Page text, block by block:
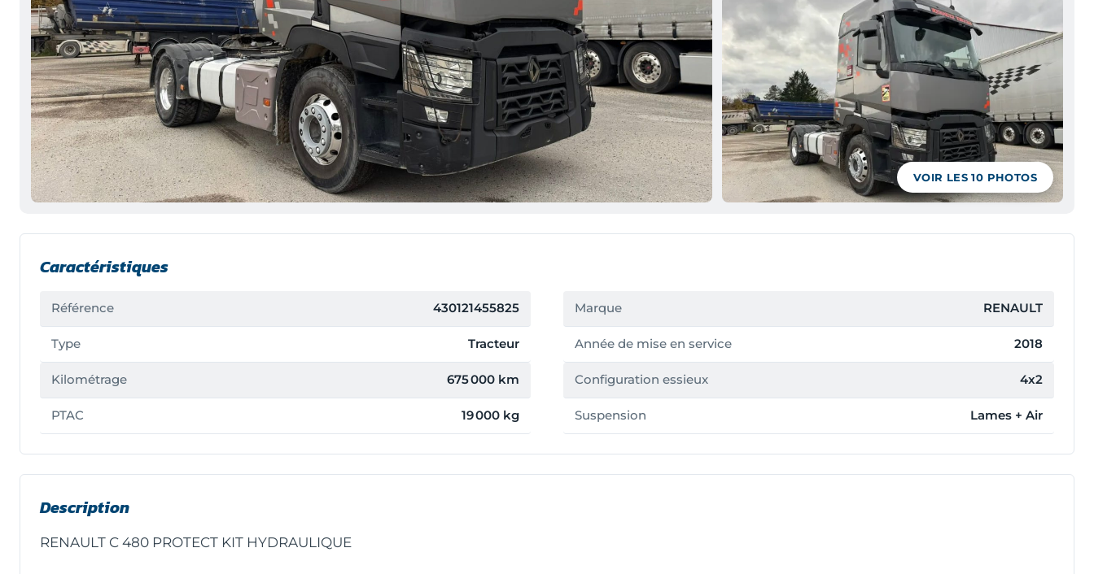
VOIR LES10 PHOTOS
Caractéristiques
Référence 430121455825 Marque RENAULT
Type Tracteur Année de mise en service 2018
Kilométrage 675 000 km Configuration essieux 4x2
PTAC 19 000 kg Suspension Lames + Air
Description
RENAULT C 480 PROTECT KIT HYDRAULIQUE